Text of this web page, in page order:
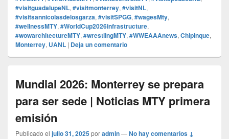
#visitguadalupeNL, #visitmonterrey, #visitNL,
#visitsannicolasdelosgarza, #visitSPGG, #wagesMty,
#wellnessMTY, #WorldCup2026infrastructure,
#wowarchitectureMTY, #wrestlingMTY, #WWEAAAnews, Chipinque,
Monterrey, UANL | Deja un comentario
Mundial 2026: Monterrey se prepara
para ser sede | Noticias MTY primera
emisión
Publicado el julio 31, 2025poradmin—No hay comentarios ↓